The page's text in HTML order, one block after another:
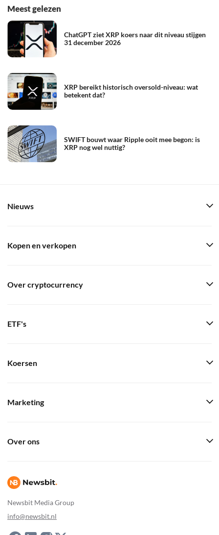
Meest gelezen
ChatGPT ziet XRP koers naar dit niveau stijgen
31 december 2026
XRP bereikt historisch oversold-niveau: wat
betekent dat?
SWIFT bouwt waar Ripple ooit mee begon: is
XRP nog wel nuttig?
Newsbit Media Group
info@newsbit.nl
Nieuws
Kopen en verkopen
Over cryptocurrency
ETF's
Koersen
Marketing
Over ons